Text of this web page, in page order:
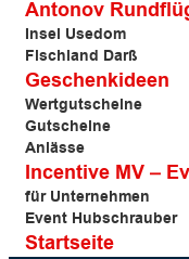
Antonov
Insel Usedom
Fischland Darß
Geschenkideen
Wertgutscheine
Gutscheine
Anlässe
Incentive MV –
für Unternehmen
Event Hubschrauber
Startseite